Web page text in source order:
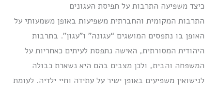
כיצד משפיעה התרבות על תפיסת העגונים
התרבות המקומית והחברתית משפיעות באופן משמעותי על
האופן בו נתפסים המושגים “עגונה” ו”עגון”. בתרבות
היהודית המסורתית, האישה נתפסת לעיתים כאחריות על
המשפחה והבית, ולכן מצבים בהם היא נשארת כבולה
לנישואין משפיעים באופן ישיר על עתידה וחיי ילדיה. לעומת